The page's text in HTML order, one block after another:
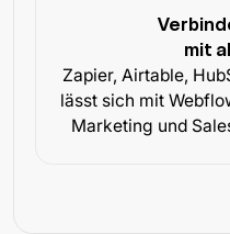
mit
Zapier, Airtable,
lässt sich mit
Marketing und